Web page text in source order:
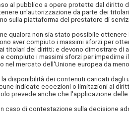
al pubblico a opere protette dal diritto
un'autorizzazione da parte dei
sulla piattaforma del prestatore di
qualora non sia stato possibile
aver compiuto i massimi sforzi per
dei diritti; e devono dimostrare di
i massimi sforzi per impedirne
mercato dell'Unione europea da
disponibilità dei contenuti caricati
indicate eccezioni o limitazioni al
prevede anche che l'applicazione
caso di contestazione sulla decisione